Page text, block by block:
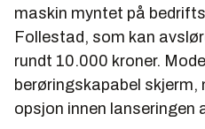
maskin myntet på
Follestad, som kan
rundt 10.000 kroner.
berøringskapabel skjerm,
opsjon innen lanseringen